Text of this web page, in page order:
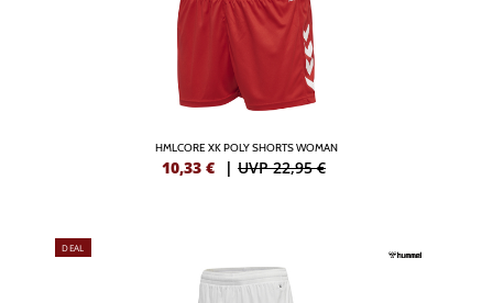
HMLCORE XK POLY SHORTS WOMAN
10,33 € | UVP 22,95 €
DEAL